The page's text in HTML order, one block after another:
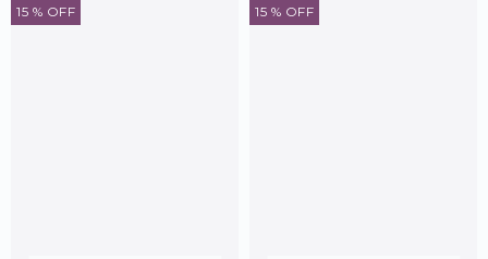
15 % OFF 15 % OFF